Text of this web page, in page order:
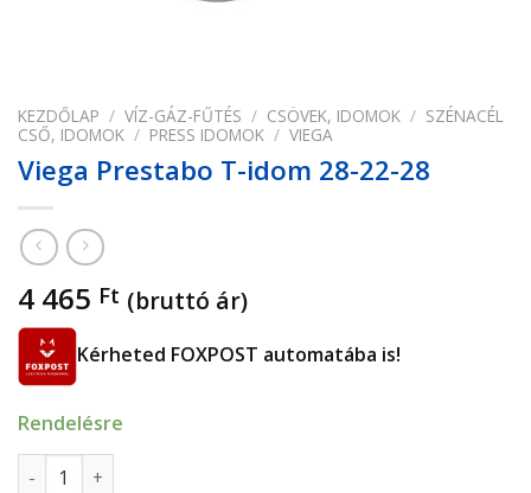
KEZDŐLAP / VÍZ-GÁZ-FŰTÉS / CSÖVEK, IDOMOK / SZÉNACÉL
CSŐ, IDOMOK / PRESS IDOMOK / VIEGA
Viega Prestabo T-idom 28-22-28
4 465 Ft (bruttó ár)
Kérheted FOXPOST automatába is!
Rendelésre
Viega Prestabo T-idom 28-22-28 mennyiség